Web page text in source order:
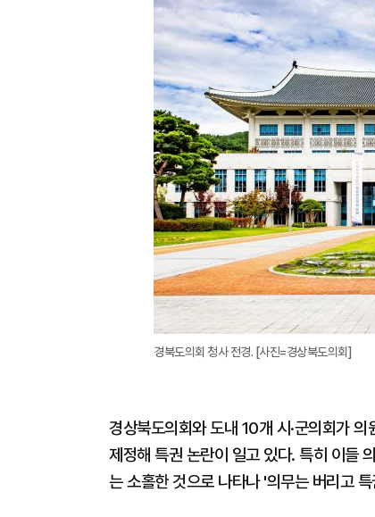
경북도의회 청사 전경. [사진=경상북도의회]
경상북도의회와 도내 10개 시·군의회가
제정해 특권 논란이 일고 있다. 특히 이들
는 소홀한 것으로 나타나 '의무는 버리고